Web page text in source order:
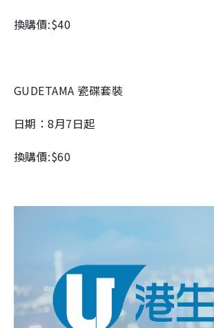
換購價:$40
GUDETAMA 瓷碟套裝
日期：8月7日起
換購價:$60